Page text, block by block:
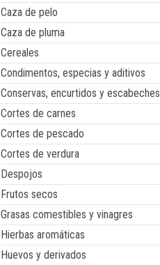
Caza de pelo
Caza de pluma
Cereales
Condimentos, especias y aditivos
Conservas, encurtidos y escabeches
Cortes de carnes
Cortes de pescado
Cortes de verdura
Despojos
Frutos secos
Grasas comestibles y vinagres
Hierbas aromáticas
Huevos y derivados